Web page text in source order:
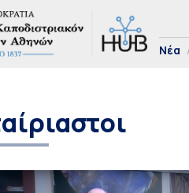
Νέα